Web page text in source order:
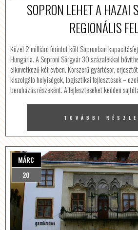
SOPRON LEHET A HAZAI
REGIONÁLIS
Közel 2 milliárd forintot költ Sopronban
Hungária. A Soproni Sörgyár 30 százalékkal
elkövetkező két évben. Korszerű gyártósor,
kiszolgáló helyiségek, logisztikai fejlesztések –
beruházás részeként. A fejlesztéseket kedden
TOVÁBBI
MÁRC
20